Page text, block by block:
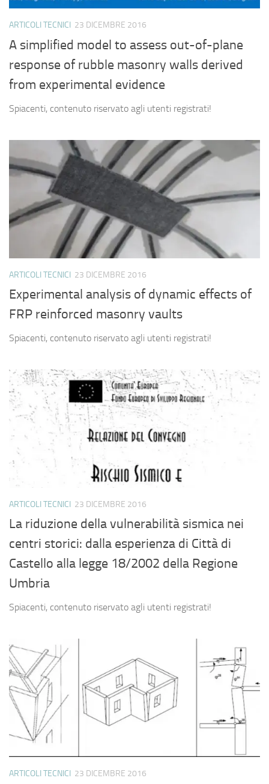
ARTICOLI TECNICI 23 DICEMBRE 2016
A simplified model to assess out-of-plane
response of rubble masonry walls derived
from experimental evidence
Spiacenti, contenuto riservato agli utenti registrati!
ARTICOLI TECNICI 23 DICEMBRE 2016
Experimental analysis of dynamic effects of
FRP reinforced masonry vaults
Spiacenti, contenuto riservato agli utenti registrati!
ARTICOLI TECNICI 23 DICEMBRE 2016
La riduzione della vulnerabilità sismica nei
centri storici: dalla esperienza di Città di
Castello alla legge 18/2002 della Regione
Umbria
Spiacenti, contenuto riservato agli utenti registrati!
ARTICOLI TECNICI 23 DICEMBRE 2016